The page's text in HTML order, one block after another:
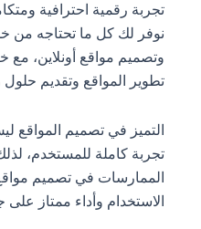
تجربة رقمية احترافية
نوفر لك كل ما تحتاجه من
تطوير المواقع وتقديم حلول
التميز في تصميم المواقع
تجربة كاملة للمستخدم،
الممارسات في تصميم
الاستخدام وأداء ممتاز على